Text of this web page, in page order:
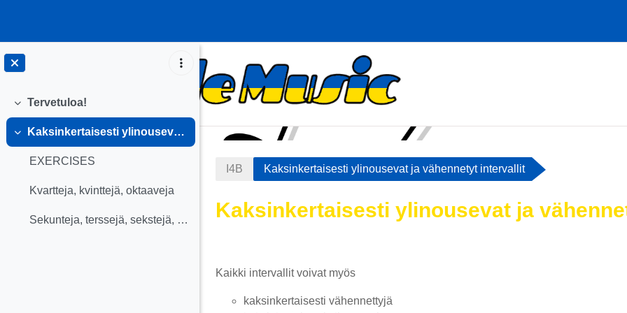
Tiivistä
Tervetuloa!
Tiivistä
Kaksinkertaisesti ylinousevat ja vähennetyt intervallit
EXERCISES
Kvartteja, kvinttejä, oktaaveja
Sekunteja, terssejä, sekstejä, septimejä
I4B Kaksinkertaisesti ylinousevat ja vähennetyt intervallit
Kaksinkertaisesti ylinousevat ja
Kaikki intervallit voivat myös
kaksinkertaisesti vähennettyjä